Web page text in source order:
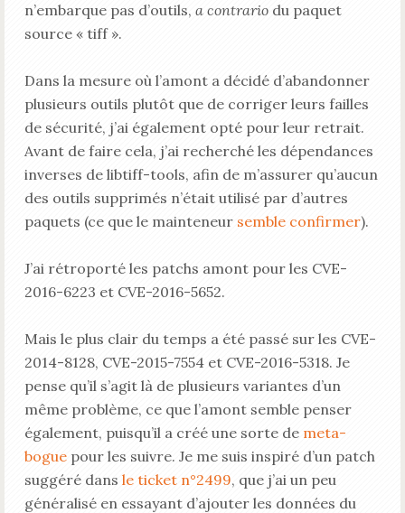
n’embarque pas d’outils, a contrariodu paquet
source « tiff ».
Dans la mesure où l’amont a décidé d’abandonner
plusieurs outils plutôt que de corriger leurs failles
de sécurité, j’ai également opté pour leur retrait.
Avant de faire cela, j’ai recherché les dépendances
inverses de libtiff-tools, afin de m’assurer qu’aucun
des outils supprimés n’était utilisé par d’autres
paquets (ce que le mainteneur semble confirmer).
J’ai rétroporté les patchs amont pour les CVE-
2016-6223 et CVE-2016-5652.
Mais le plus clair du temps a été passé sur les CVE-
2014-8128, CVE-2015-7554 et CVE-2016-5318. Je
pense qu’il s’agit là de plusieurs variantes d’un
même problème, ce que l’amont semble penser
également, puisqu’il a créé une sorte de meta-
boguepour les suivre. Je me suis inspiré d’un patch
suggéré dans le ticket n°2499, que j’ai un peu
généralisé en essayant d’ajouter les données du